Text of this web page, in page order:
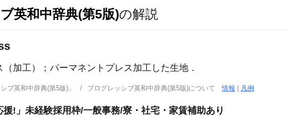
英和中辞典(第5版)の解説
加工）；パーマネントプレス加工した生地 ．
ブ英和中辞典(第5版)」 プログレッシブ英和中辞典(第5版)について情報 凡例
援!」未経験採用枠/一般事務/寮・社宅・家賃補助あり